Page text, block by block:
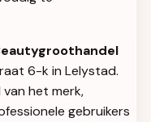
6-k in Lelystad.
het merk,
gebruikers